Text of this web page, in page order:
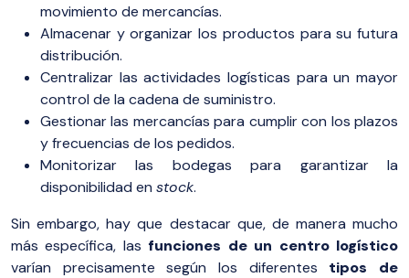
movimiento de mercancías.
Almacenar y organizar los productos para su futura
distribución.
Centralizar las actividades logísticas para un mayor
control de la cadena de suministro.
Gestionar las mercancías para cumplir con los plazos
y frecuencias de los pedidos.
Monitorizar las bodegas para garantizar la
disponibilidad en stock.
Sin embargo, hay que destacar que, de manera mucho
más específica, las funciones de un centro logístico
varían precisamente según los diferentes tipos de